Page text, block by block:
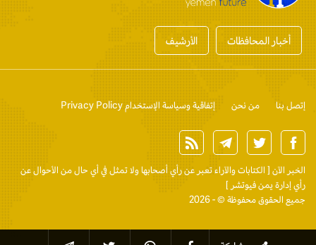
أخبار المحافظات الأرشيف
إتصل بنا من نحن إتفاقية وسياسة الإستخدام Privacy Policy
الخبر الآن [ الكتابات والآراء تعبر عن رأي أصحابها ولا تمثل في أي حال من الأحوال عن
رأي إدارة يمن فيوتشر ]
جميع الحقوق محفوظة © - 2026